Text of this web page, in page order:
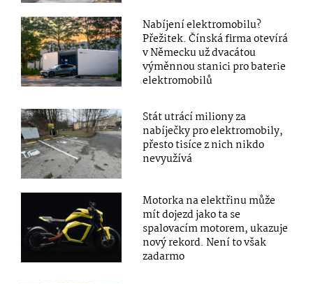
Nabíjení elektromobilu?
Přežitek. Čínská firma otevírá
v Německu už dvacátou
výměnnou stanici pro baterie
elektromobilů
Stát utrácí miliony za
nabíječky pro elektromobily,
přesto tisíce z nich nikdo
nevyužívá
Motorka na elektřinu může
mít dojezd jako ta se
spalovacím motorem, ukazuje
nový rekord. Není to však
zadarmo